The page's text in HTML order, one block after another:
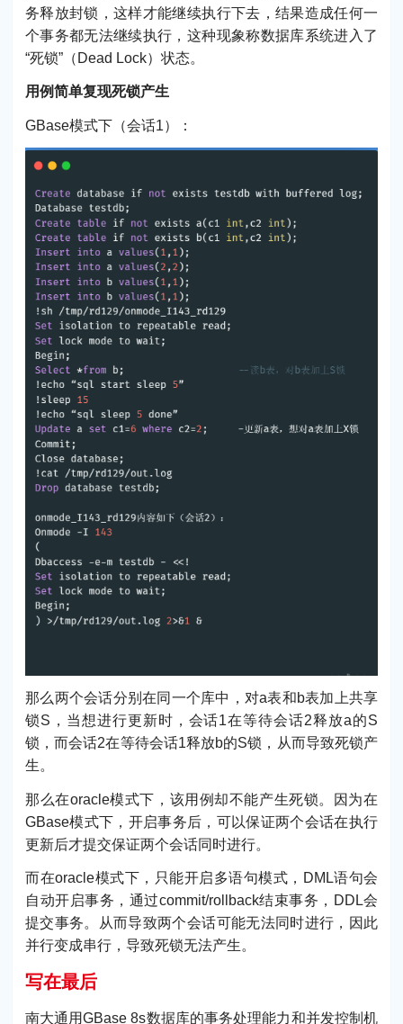
务释放封锁，这样才能继续执行下去，结果造成任何一
个事务都无法继续执行，这种现象称数据库系统进入了
“死锁”（Dead Lock）状态。
用例简单复现死锁产生
GBase模式下（会话1）：
那么两个会话分别在同一个库中，对a表和b表加上共享
锁S，当想进行更新时，会话1在等待会话2释放a的S
锁，而会话2在等待会话1释放b的S锁，从而导致死锁产
生。
那么在oracle模式下，该用例却不能产生死锁。因为在
GBase模式下，开启事务后，可以保证两个会话在执行
更新后才提交保证两个会话同时进行。
而在oracle模式下，只能开启多语句模式，DML语句会
自动开启事务，通过commit/rollback结束事务，DDL会
提交事务。从而导致两个会话可能无法同时进行，因此
并行变成串行，导致死锁无法产生。
写在最后
南大通用GBase 8s数据库的事务处理能力和并发控制机